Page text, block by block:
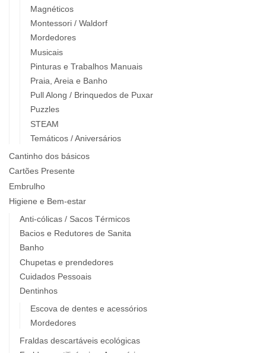
Magnéticos
Montessori / Waldorf
Mordedores
Musicais
Pinturas e Trabalhos Manuais
Praia, Areia e Banho
Pull Along / Brinquedos de Puxar
Puzzles
STEAM
Temáticos / Aniversários
Cantinho dos básicos
Cartões Presente
Embrulho
Higiene e Bem-estar
Anti-cólicas / Sacos Térmicos
Bacios e Redutores de Sanita
Banho
Chupetas e prendedores
Cuidados Pessoais
Dentinhos
Escova de dentes e acessórios
Mordedores
Fraldas descartáveis ecológicas